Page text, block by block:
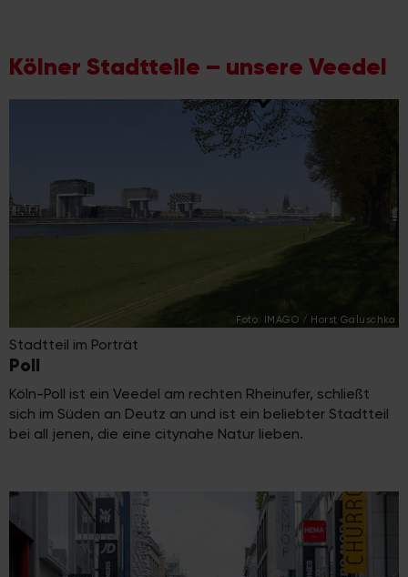
Kölner Stadtteile – unsere Veedel
Foto: IMAGO / Horst Galuschka
Stadtteil im Porträt
Poll
Köln-Poll ist ein Veedel am rechten Rheinufer, schließt
sich im Süden an Deutz an und ist ein beliebter Stadtteil
bei all jenen, die eine citynahe Natur lieben.